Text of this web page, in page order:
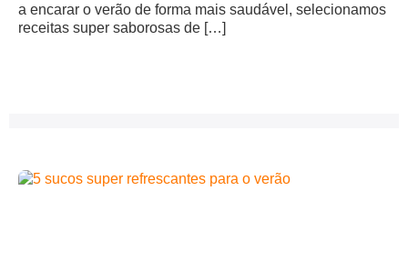
a encarar o verão de forma mais saudável, selecionamos
receitas super saborosas de […]